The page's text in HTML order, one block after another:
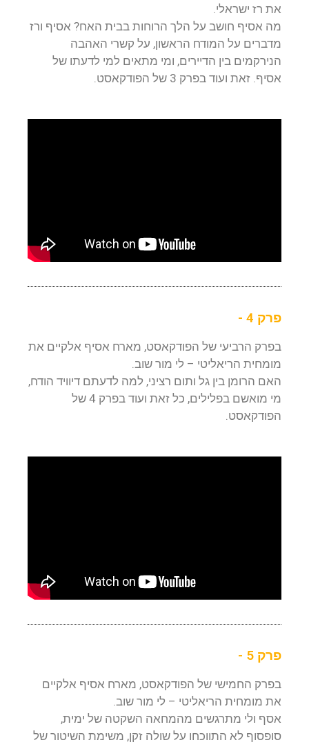
את רז ישראלי.
מה אסיף חושב על הלך הרוחות בבית האח? אסיף ורז
מדברים על המודח הראשון, על קשרי האהבה
הנירקמים בין הדיירים, ומי מתאים למי לדעתו של
אסיף. זאת ועוד בפרק 3 של הפודקאסט.
פרק 4 -
בפרק הרביעי של הפודקאסט, מארח אסיף אלקיים את
מומחית הריאליטי – לי מור שוב.
האם הרומן בין גל ותום רציני, למה לדעתם דיוויד הודח,
מי מואשם בפלילים, כל זאת ועוד בפרק 4
של
הפודקאסט.
פרק 5 -
בפרק החמישי של הפודקאסט, מארח אסיף אלקיים
את מומחית הריאליטי – לי מור שוב.
אסף ולי מתרגשים מהמחאה השקטה של ימית,
סופסוף לא התווכחו על שולה זקן, משימת השיטור של